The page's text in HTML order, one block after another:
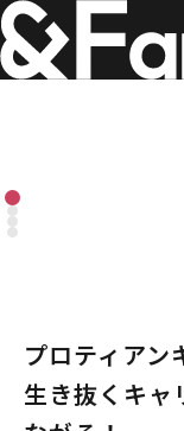
プロティアン
生き抜くキャ